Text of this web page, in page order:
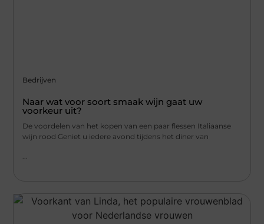
Bedrijven
Naar wat voor soort smaak wijn gaat uw
voorkeur uit?
De voordelen van het kopen van een paar flessen Italiaanse
wijn rood Geniet u iedere avond tijdens het diner van